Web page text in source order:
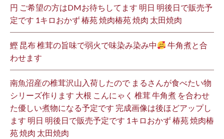
円 ご希望の方はDMお待ちしてます 明日 明後日で販売予
定です 1キロおかず 椿苑 焼肉椿苑 焼肉 太田焼肉
鰹 昆布 椎茸の旨味で弱火で味染み染み中
牛角煮と合
わせます
南魚沼産の椎茸沢山入荷したので まるさんが食べたい物
シリーズ作ります 大根 こんにゃく 椎茸 牛角煮 を合わせ
た優しい煮物になる予定です 完成画像は後ほどアップし
ます 明日 明後日で販売予定です 1キロおかず 椿苑 焼肉椿
苑 焼肉 太田焼肉